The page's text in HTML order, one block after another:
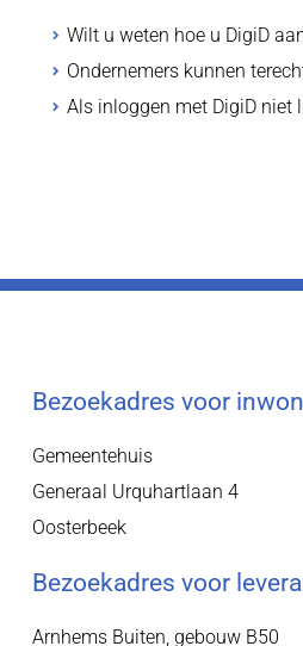
Wilt u weten hoe u DigiD
Ondernemers kunnen
Als inloggen met DigiD niet
Bezoekadres voor
Gemeentehuis
Generaal Urquhartlaan 4
Oosterbeek
Bezoekadres voor
Arnhems Buiten, gebouw B50